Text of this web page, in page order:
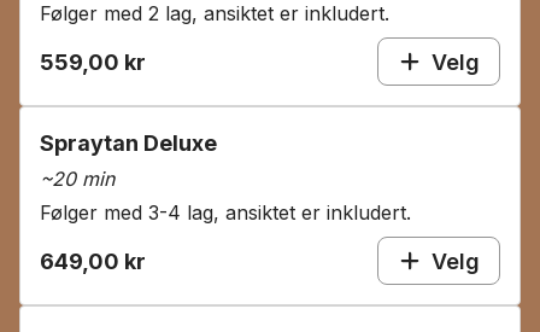
Følger med 2 lag, ansiktet er inkludert.
559,00 kr Velg
Spraytan Deluxe
~20 min
Følger med 3-4 lag, ansiktet er inkludert.
649,00 kr Velg